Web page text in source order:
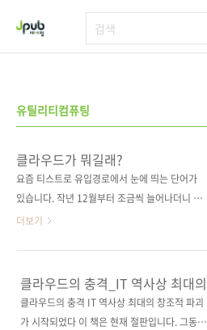
유틸리티컴퓨팅
클라우드가 뭐길래?
요즘 티스트로 유입경로에서 눈에 띄는 단어가
있습니다. 작년 12월부터 조금씩 늘어나더니 요
즘은 거의 1/5 수준까지 점령(?)해버렸습니다.
관련된 사업을 하고 있는 기업의 주식들이 고공
비행을 하고 있네요. 클라우드 컴퓨팅 기술이 앞
으로 우리의 생활을 어떻게 바꿔놓을지 궁금해
더보기
클라우드의 충격_IT 역사상 최대의
창조적 파괴가 시작되었다
클라우드의 충격 IT 역사상 최대의 창조적 파괴
가 시작되었다 이 책은 현재 절판입니다. 그동안